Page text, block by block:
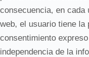
consecuencia, en cada
web, el usuario tiene la
consentimiento
independencia de la